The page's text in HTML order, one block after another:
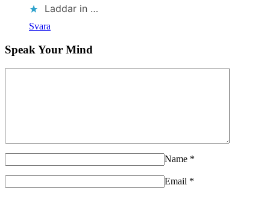
Laddar in …
Svara
Speak Your Mind
Name *
Email *